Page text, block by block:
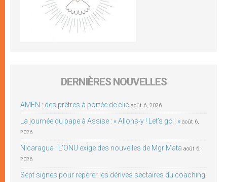
DERNIÈRES NOUVELLES
AMEN : des prêtres à portée de clic août 6, 2026
La journée du pape à Assise : « Allons-y ! Let’s go ! » août 6,
2026
Nicaragua : L’ONU exige des nouvelles de Mgr Mata août 6,
2026
Sept signes pour repérer les dérives sectaires du coaching